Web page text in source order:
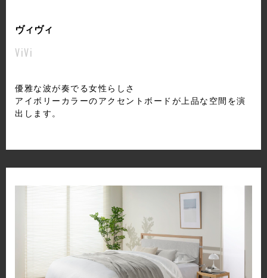
ヴィヴィ
ViVi
優雅な波が奏でる女性らしさ
アイボリーカラーのアクセントボードが上品な空間を演
出します。